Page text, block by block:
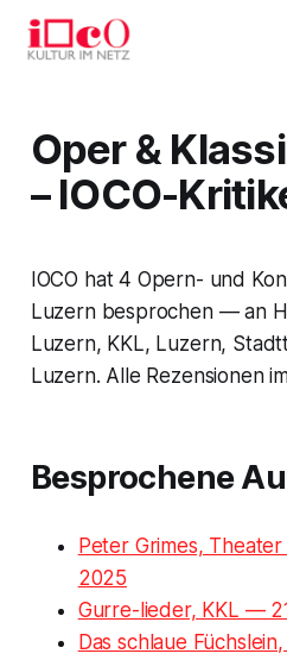
Oper &
– IOCO-
IOCO hat 4 Opern- und
Luzern besprochen — an
Luzern, KKL, Luzern,
Luzern. Alle Rezensionen
Besprochene
Peter Grimes,
2025
Gurre-lieder, KKL —
Das schlaue